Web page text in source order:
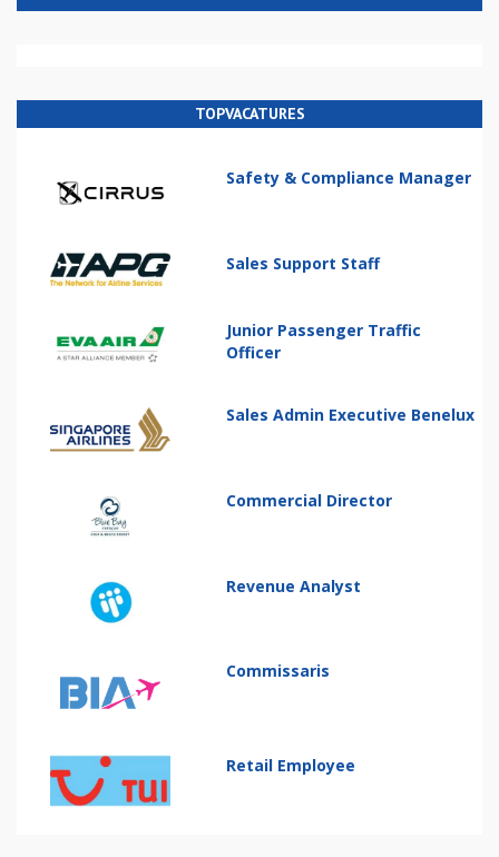
TOPVACATURES
Safety & Compliance Manager
Sales Support Staff
Junior Passenger Traffic
Officer
Sales Admin Executive Benelux
Commercial Director
Revenue Analyst
Commissaris
Retail Employee